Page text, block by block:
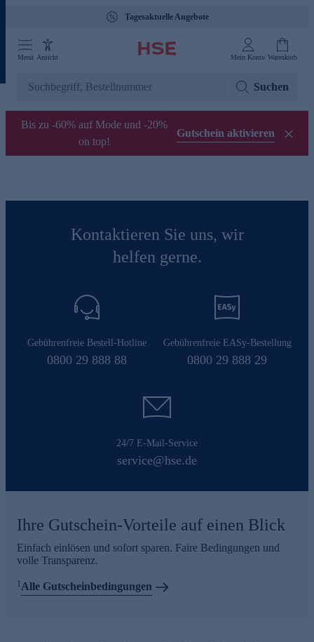
Tagesaktuelle Angebote
Menü Ansicht Mein Konto Warenkorb
Suchen
Bis zu -60% auf Mode und -20%
on top!
Gutschein aktivieren
Kontaktieren Sie uns, wir
helfen gerne.
Gebührenfreie Bestell-Hotline
0800 29 888 88
Gebührenfreie EASy-Bestellung
0800 29 888 29
24/7 E-Mail-Service
service@hse.de
Ihre Gutschein-Vorteile auf einen Blick
Einfach einlösen und sofort sparen. Faire Bedingungen und
volle Transparenz.
1Alle Gutscheinbedingungen